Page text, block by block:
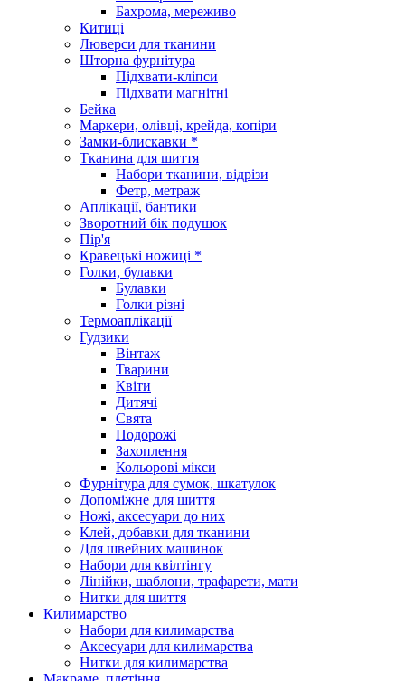
Бахрома, мереживо
Китиці
Люверси для тканини
Шторна фурнітура
Підхвати-кліпси
Підхвати магнітні
Бейка
Маркери, олівці, крейда, копіри
Замки-блискавки *
Тканина для шиття
Набори тканини, відрізи
Фетр, метраж
Аплікації, бантики
Зворотний бік подушок
Пір'я
Кравецькі ножиці *
Голки, булавки
Булавки
Голки різні
Термоаплікації
Гудзики
Вінтаж
Тварини
Квіти
Дитячі
Свята
Подорожі
Захоплення
Кольорові мікси
Фурнітура для сумок, шкатулок
Допоміжне для шиття
Ножі, аксесуари до них
Клей, добавки для тканини
Для швейних машинок
Набори для квілтінгу
Лінійки, шаблони, трафарети, мати
Нитки для шиття
Килимарство
Набори для килимарства
Аксесуари для килимарства
Нитки для килимарства